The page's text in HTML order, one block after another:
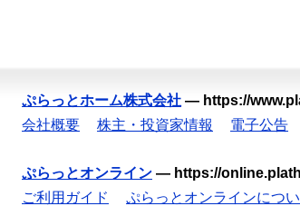
ぷらっとホーム株式会社 — https://
会社概要
株主・投資家情報 電子公告
ぷらっとオンライン — https://
ご利用ガイド
ぷらっとオンラインにつ